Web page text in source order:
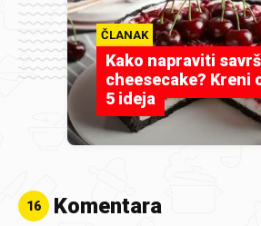
ČLANAK
Kako napraviti
cheesecake? Kreni
5 ideja
16 Komentara